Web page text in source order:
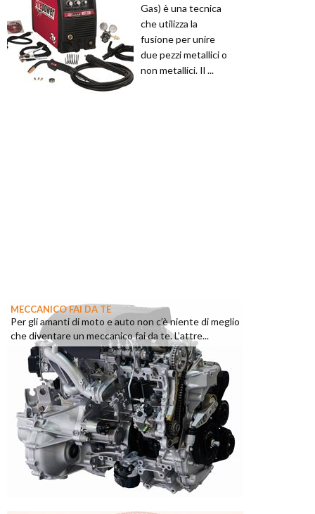
Gas) è una tecnica
che utilizza la
fusione per unire
due pezzi metallici o
non metallici. Il ...
MECCANICO FAI DA TE
Per gli amanti di moto e auto non c’è niente di meglio
che diventare un meccanico fai da te. L’attre...